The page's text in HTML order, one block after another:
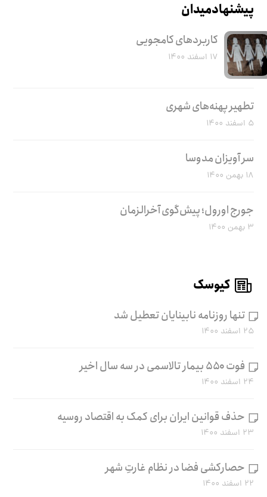
پیشنهاد میدان
کاربرد‌های کامجویی
۱۷ اسفند ۱۴۰۰
تطهیر پهنه‌های شهری
۵ اسفند ۱۴۰۰
سر آویزان مدوسا
۱۸ بهمن ۱۴۰۰
جورج اورول؛ پیش‌گوی آخرالزمان
۳ بهمن ۱۴۰۰
کیوسک
تنها روزنامه نابینایان تعطیل شد
۲۵ اسفند ۱۴۰۰
فوت ۵۵۰ بیمار تالاسمی در سه سال اخیر
۲۴ اسفند ۱۴۰۰
حذف قوانین ایران برای کمک به اقتصاد روسیه
۲۳ اسفند ۱۴۰۰
حصارکشی فضا در نظام غارتِ شهر
۲۲ اسفند ۱۴۰۰